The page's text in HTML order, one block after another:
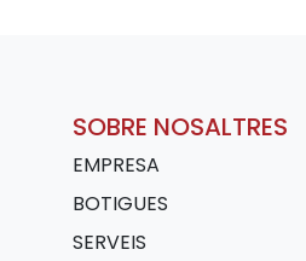
SOBRE NOSALTRES
EMPRESA
BOTIGUES
SERVEIS